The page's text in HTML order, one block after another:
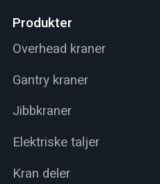
Produkter
Overhead kraner
Gantry kraner
Jibbkraner
Elektriske taljer
Kran deler